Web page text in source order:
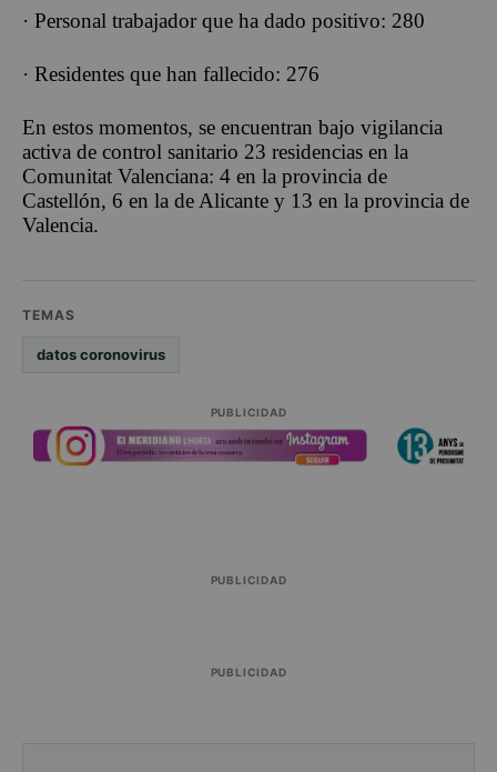
· Personal trabajador que ha dado positivo: 280
· Residentes que han fallecido: 276
En estos momentos, se encuentran bajo vigilancia
activa de control sanitario 23 residencias en la
Comunitat Valenciana: 4 en la provincia de
Castellón, 6 en la de Alicante y 13 en la provincia de
Valencia.
TEMAS
datos coronovirus
PUBLICIDAD
PUBLICIDAD
PUBLICIDAD